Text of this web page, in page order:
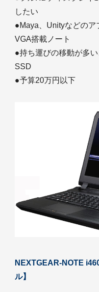
したい
●Maya、Unityなどのア
VGA搭載ノート
●持ち運びの移動が多
SSD
●予算20万円以下
NEXTGEAR-NOTE
ル】